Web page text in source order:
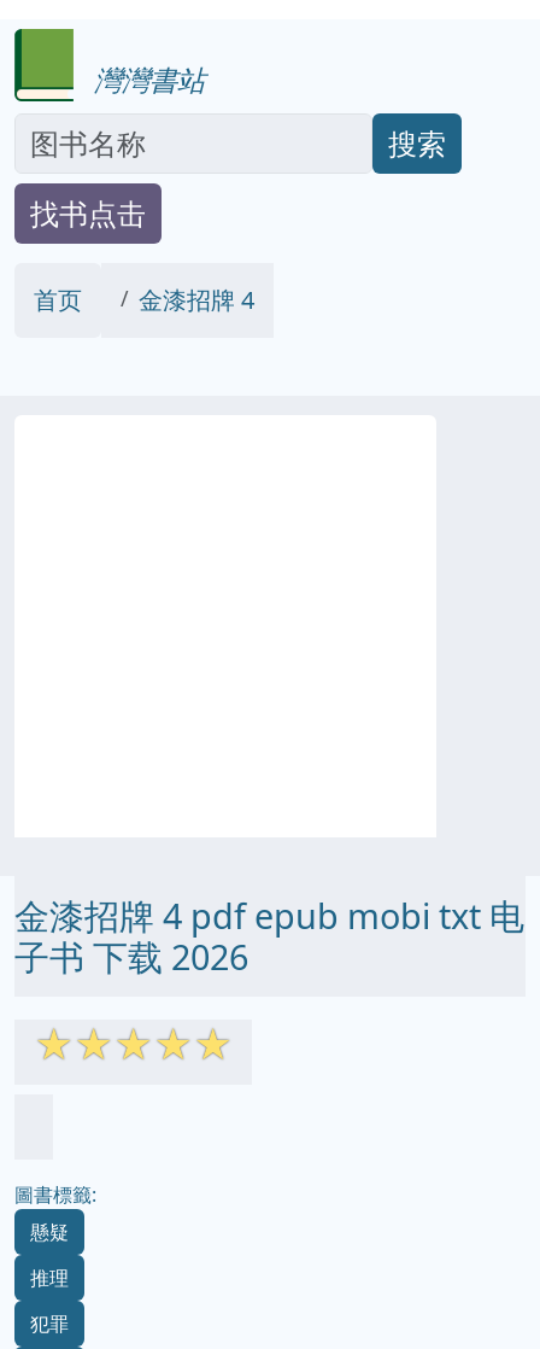
灣灣書站
搜索
找书点击
首页 金漆招牌 4
金漆招牌 4 pdf epub mobi txt 电
子书 下载 2026
☆☆☆☆☆
圖書標籤:
懸疑
推理
犯罪